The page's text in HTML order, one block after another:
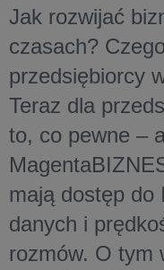
Jak rozwijać
czasach?
przedsiębiorcy
Teraz dla
to, co pewne –
mają dostęp do
danych i
rozmów. O tym